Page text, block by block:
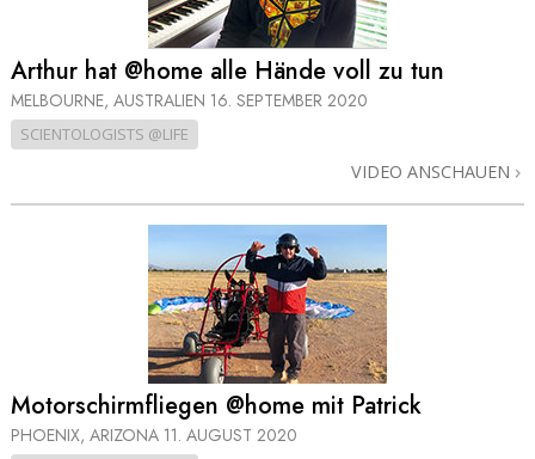
Arthur hat @home alle Hände voll zu tun
MELBOURNE, AUSTRALIEN 16. SEPTEMBER 2020
SCIENTOLOGISTS @LIFE
VIDEO ANSCHAUEN
Motorschirm­fliegen @home mit Patrick
PHOENIX, ARIZONA 11. AUGUST 2020